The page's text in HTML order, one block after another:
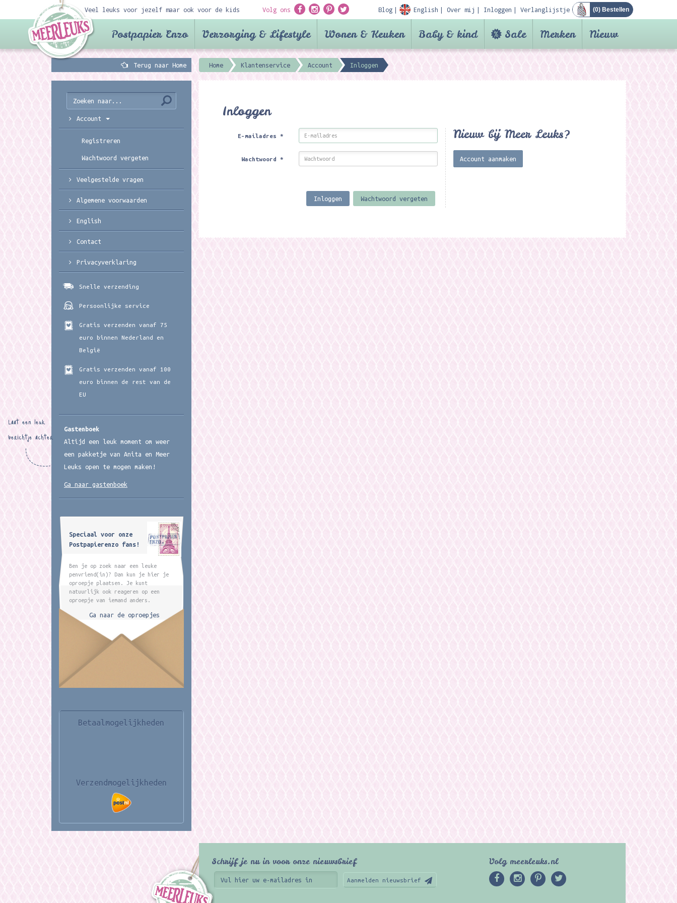
Veel leuks voor jezelf maar ook voor de kids Volg ons Blog English Over mij Inloggen Verlanglijstje (0) Bestellen
Postpapier Enzo Verzorging & Lifestyle Wonen & Keuken Baby & kind Sale Merken Nieuw
Terug naar Home Home Klantenservice Account Inloggen
Inloggen
E-mailadres*
Wachtwoord*
Inloggen Wachtwoord vergeten
Nieuw bij Meer Leuks?
Account aanmaken
Account
Registreren
Wachtwoord vergeten
Veelgestelde vragen
Algemene voorwaarden
English
Contact
Privacyverklaring
Snelle verzending
Persoonlijke service
Gratis verzenden vanaf 75
euro binnen Nederland en
België
Gratis verzenden vanaf 100
euro binnen de rest van de
EU
Gastenboek
Altijd een leuk moment om weer
een pakketje van Anita en Meer
Leuks open te mogen maken!
Laat een leuk
berichtje achter
Ga naar gastenboek
Speciaal voor onze
Postpapierenzo fans!
Ben je op zoek naar een leuke
penvriend(in)? Dan kun je hier je
oproepje plaatsen. Je kunt
natuurlijk ook reageren op een
oproepje van iemand anders.
Ga naar de oproepjes
Betaalmogelijkheden
Verzendmogelijkheden
Schrijf je nu in voor onze nieuwsbrief
Aanmelden nieuwsbrief
Volg meerleuks.nl